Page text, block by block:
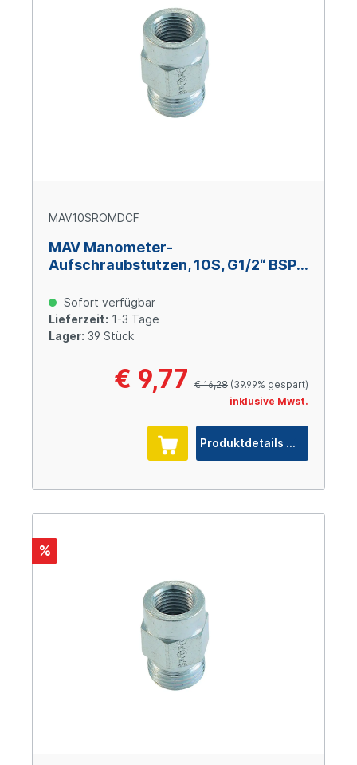
MAV10SROMDCF
MAV Manometer-
Aufschraubstutzen, 10S, G1/2“ BSPP,
Sofort verfügbar
Lieferzeit: 1-3 Tage
Lager: 39 Stück
€ 9,77 € 16,28 (39.99% gespart)
inklusive Mwst.
Produktdetails
%